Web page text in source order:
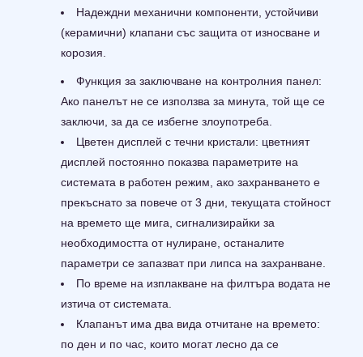
Надеждни механични компоненти, устойчиви
(керамични) клапани със защита от износване и
корозия.
Функция за заключване на контролния панел:
Ако панелът не се използва за минута, той ще се
заключи, за да се избегне злоупотреба.
Цветен дисплей с течни кристали: цветният
дисплей постоянно показва параметрите на
системата в работен режим, ако захранването е
прекъснато за повече от 3 дни, текущата стойност
на времето ще мига, сигнализирайки за
необходимостта от нулиране, останалите
параметри се запазват при липса на захранване.
По време на изплакване на филтъра водата не
изтича от системата.
Клапанът има два вида отчитане на времето:
по ден и по час, които могат лесно да се